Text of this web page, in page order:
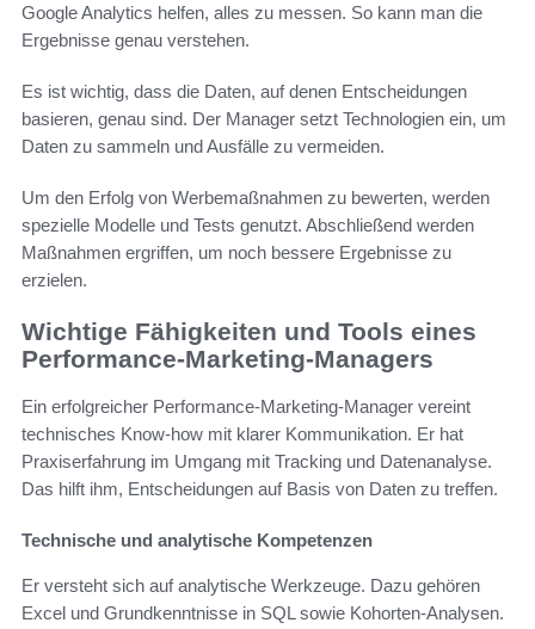
Google Analytics helfen, alles zu messen. So kann man die
Ergebnisse genau verstehen.
Es ist wichtig, dass die Daten, auf denen Entscheidungen
basieren, genau sind. Der Manager setzt Technologien ein, um
Daten zu sammeln und Ausfälle zu vermeiden.
Um den Erfolg von Werbemaßnahmen zu bewerten, werden
spezielle Modelle und Tests genutzt. Abschließend werden
Maßnahmen ergriffen, um noch bessere Ergebnisse zu
erzielen.
Wichtige Fähigkeiten und Tools eines
Performance-Marketing-Managers
Ein erfolgreicher Performance-Marketing-Manager vereint
technisches Know-how mit klarer Kommunikation. Er hat
Praxiserfahrung im Umgang mit Tracking und Datenanalyse.
Das hilft ihm, Entscheidungen auf Basis von Daten zu treffen.
Technische und analytische Kompetenzen
Er versteht sich auf analytische Werkzeuge. Dazu gehören
Excel und Grundkenntnisse in SQL sowie Kohorten-Analysen.